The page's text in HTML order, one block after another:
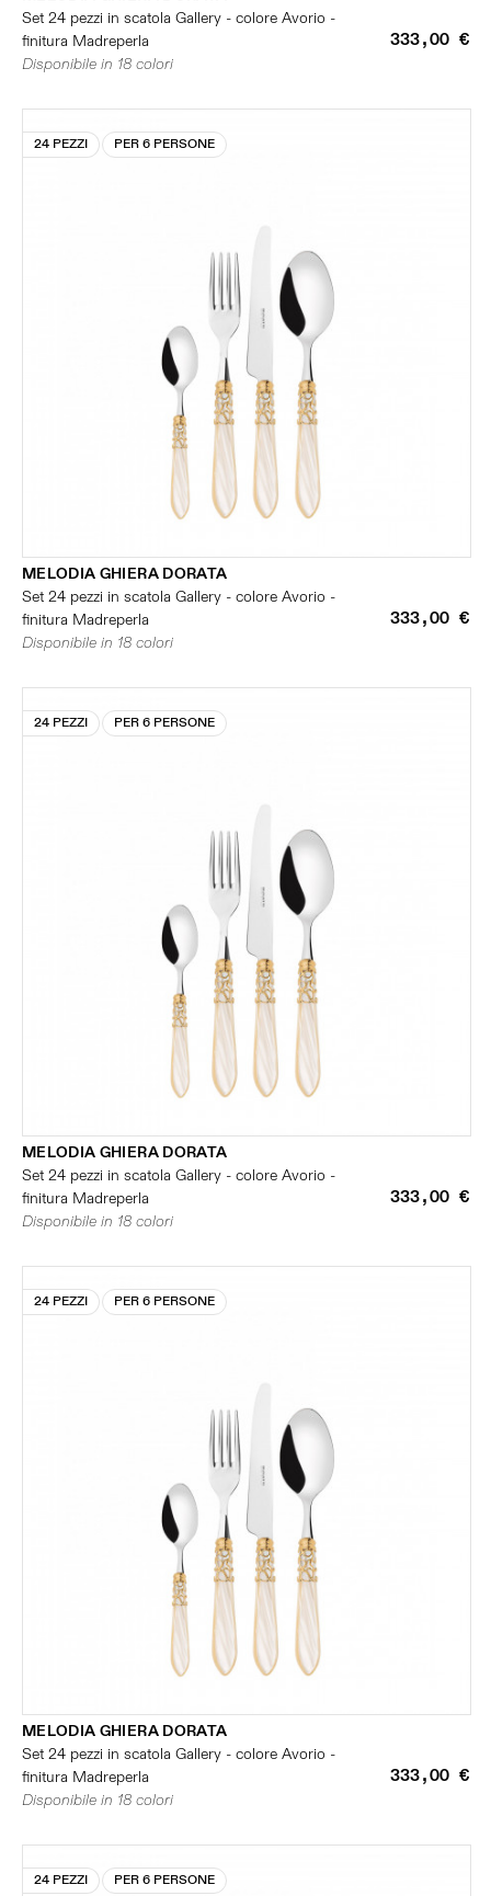
Set 24 pezzi in scatola Gallery - colore Avorio -
finitura Madreperla
333,00 €
Disponibile in 18 colori
24 PEZZI PER 6 PERSONE
MELODIA GHIERA DORATA
Set 24 pezzi in scatola Gallery - colore Avorio -
finitura Madreperla
333,00 €
Disponibile in 18 colori
24 PEZZI PER 6 PERSONE
MELODIA GHIERA DORATA
Set 24 pezzi in scatola Gallery - colore Avorio -
finitura Madreperla
333,00 €
Disponibile in 18 colori
24 PEZZI PER 6 PERSONE
MELODIA GHIERA DORATA
Set 24 pezzi in scatola Gallery - colore Avorio -
finitura Madreperla
333,00 €
Disponibile in 18 colori
24 PEZZI PER 6 PERSONE